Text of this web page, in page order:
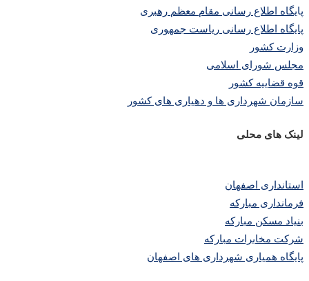
پایگاه اطلاع رسانی مقام معظم رهبری
پایگاه اطلاع رسانی ریاست جمهوری
وزارت کشور
مجلس شورای اسلامی
قوه قضاییه کشور
سازمان شهرداری ها و دهیاری های کشور
لینک های محلی
استانداری اصفهان
فرمانداری مبارکه
بنیاد مسکن مبارکه
شرکت مخابرات مبارکه
پایگاه همیاری شهرداری های اصفهان